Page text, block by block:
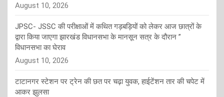
August 10, 2026
JPSC- JSSC की परीक्षाओं में कथित गड़बड़ियों को लेकर आज छात्रों के
द्वारा किया जाएगा झारखंड विधानसभा के मानसून सत्र के दौरान ”
विधानसभा का घेराव
August 10, 2026
टाटानगर स्टेशन पर ट्रेन की छत पर चढ़ा युवक, हाईटेंशन तार की चपेट में
आकर झुलसा